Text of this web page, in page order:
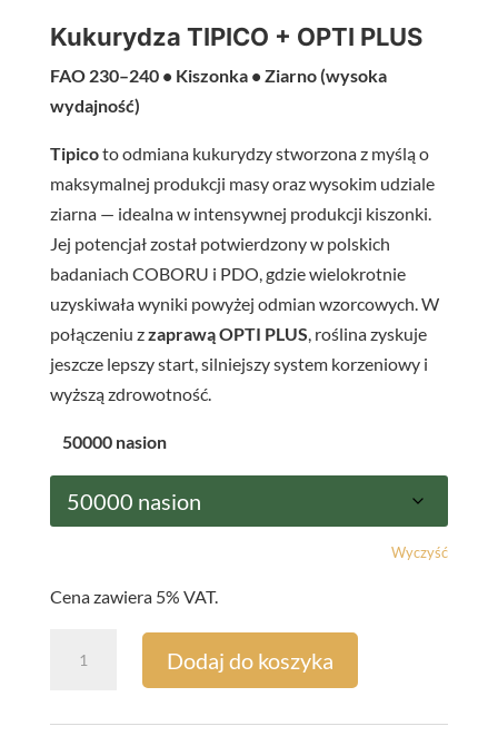
465,00 zł.455,00 zł.
Kukurydza TIPICO + OPTI PLUS
FAO 230–240 • Kiszonka • Ziarno (wysoka
wydajność)
Tipicoto odmiana kukurydzy stworzona z myślą o
maksymalnej produkcji masy oraz wysokim udziale
ziarna — idealna w intensywnej produkcji kiszonki.
Jej potencjał został potwierdzony w polskich
badaniach COBORU i PDO, gdzie wielokrotnie
uzyskiwała wyniki powyżej odmian wzorcowych. W
połączeniu zzaprawą OPTI PLUS, roślina zyskuje
jeszcze lepszy start, silniejszy system korzeniowy i
wyższą zdrowotność.
50000 nasion
Wyczyść
Cena zawiera 5% VAT.
Nasiona
Dodaj do koszyka